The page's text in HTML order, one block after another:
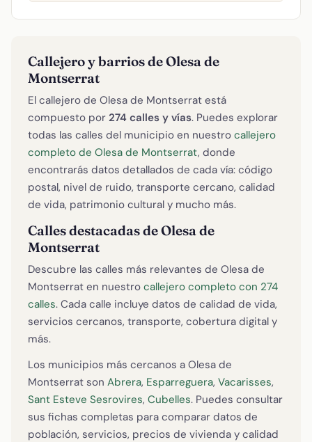
Callejero y barrios de Olesa de
Montserrat
El callejero de Olesa de Montserrat está
compuesto por 274 calles y vías. Puedes explorar
todas las calles del municipio en nuestro callejero
completo de Olesa de Montserrat, donde
encontrarás datos detallados de cada vía: código
postal, nivel de ruido, transporte cercano, calidad
de vida, patrimonio cultural y mucho más.
Calles destacadas de Olesa de
Montserrat
Descubre las calles más relevantes de Olesa de
Montserrat en nuestro callejero completo con 274
calles. Cada calle incluye datos de calidad de vida,
servicios cercanos, transporte, cobertura digital y
más.
Los municipios más cercanos a Olesa de
Montserrat son Abrera, Esparreguera, Vacarisses,
Sant Esteve Sesrovires, Cubelles. Puedes consultar
sus fichas completas para comparar datos de
población, servicios, precios de vivienda y calidad